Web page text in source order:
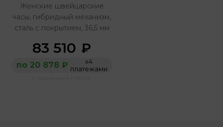
Женские швейцарские
часы, гибридный механизм,
сталь с покрытием, 36,5 мм
83 510 ₽
по 20 878 ₽
х4
платежами